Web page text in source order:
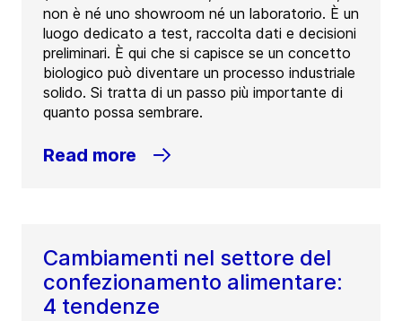
non è né uno showroom né un laboratorio. È un
luogo dedicato a test, raccolta dati e decisioni
preliminari. È qui che si capisce se un concetto
biologico può diventare un processo industriale
solido. Si tratta di un passo più importante di
quanto possa sembrare.
Read more
Cambiamenti nel settore del
confezionamento alimentare:
4 tendenze